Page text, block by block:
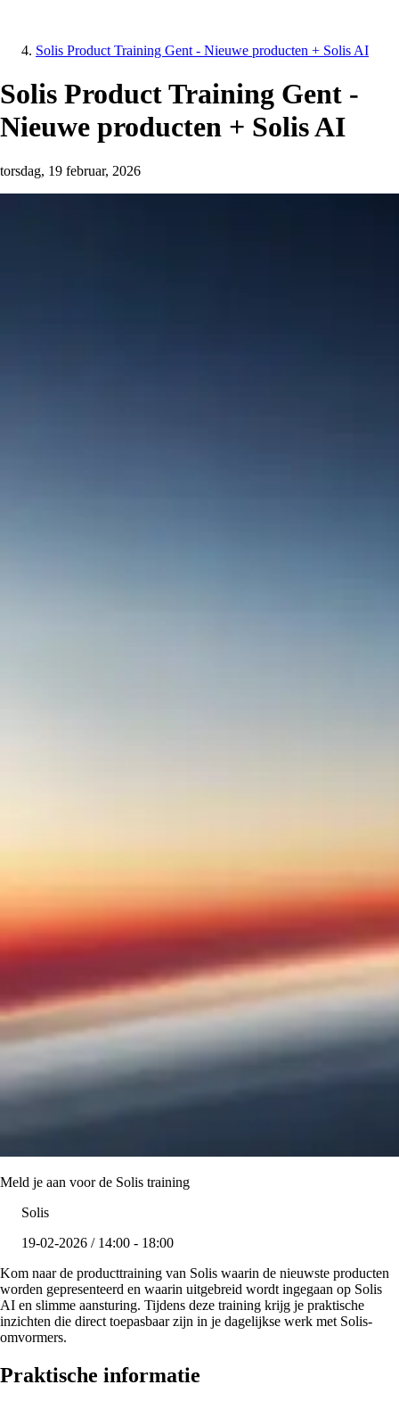
Solis Product Training Gent - Nieuwe producten + Solis AI
Solis Product Training Gent -
Nieuwe producten + Solis AI
torsdag, 19 februar, 2026
Meld je aan voor de Solis training
Solis
19-02-2026 / 14:00 - 18:00
Kom naar de producttraining van Solis waarin de nieuwste producten
worden gepresenteerd en waarin uitgebreid wordt ingegaan op Solis
AI en slimme aansturing. Tijdens deze training krijg je praktische
inzichten die direct toepasbaar zijn in je dagelijkse werk met Solis-
omvormers.
Praktische informatie